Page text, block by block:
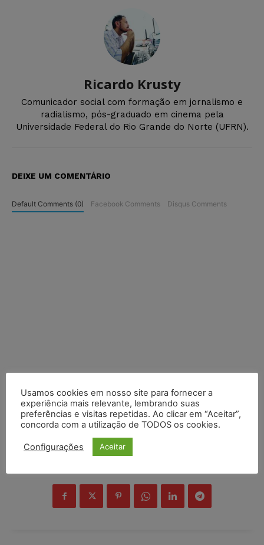
Ricardo Krusty
Comunicador social com formação em jornalismo e
radialismo, pós-graduado em cinema pela
Universidade Federal do Rio Grande do Norte (UFRN).
DEIXE UM COMENTÁRIO
Default Comments (0) Facebook Comments Disqus Comments
Usamos cookies em nosso site para fornecer a
experiência mais relevante, lembrando suas
preferências e visitas repetidas. Ao clicar em “Aceitar”,
concorda com a utilização de TODOS os cookies.
Configurações Aceitar